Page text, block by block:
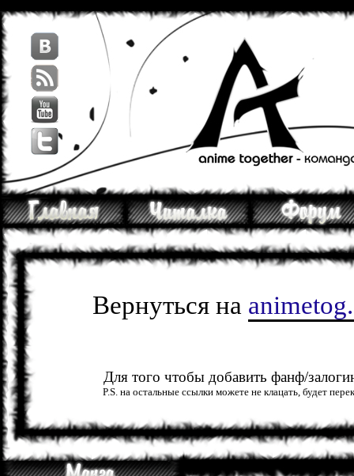
Вернуться на
Для того чтобы добавить фанф/
P.S. на остальные ссылки можете не клацать, будет